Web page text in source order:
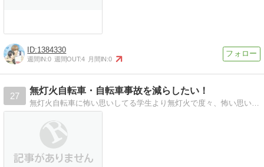
1384330
週間IN:0 週間OUT:4 月間IN:0
27
無灯火自転車・自転車事故を減らしたい！